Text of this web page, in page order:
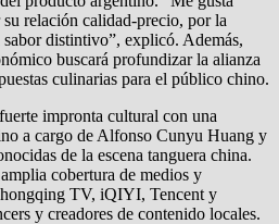
relación calidad-precio, por la
distintivo”, explicó. Además,
buscará profundizar la alianza
culinarias para el público chino.
impronta cultural con una
a cargo de Alfonso Cunyu Huang y
de la escena tanguera china.
cobertura de medios y
TV, iQIYI, Tencent y
y creadores de contenido locales.